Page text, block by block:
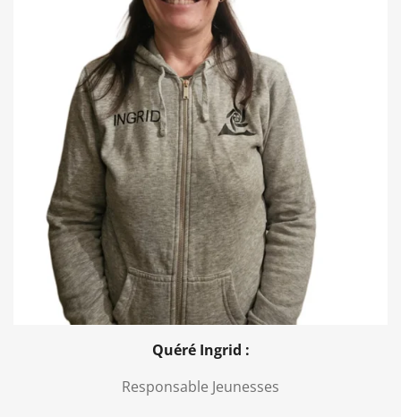
Quéré Ingrid :
Responsable Jeunesses